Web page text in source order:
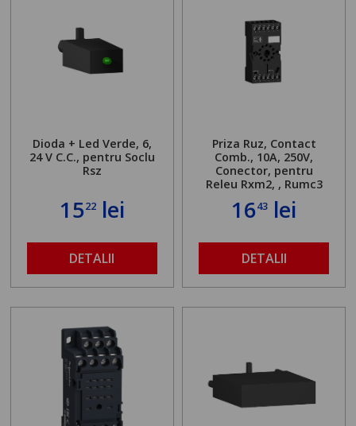
Dioda + Led Verde, 6,
24 V C.C., pentru Soclu
Rsz
1522lei
DETALII
Priza Ruz, Contact
Comb., 10A, 250V,
Conector, pentru
Releu Rxm2, , Rumc3
1643 lei
DETALII